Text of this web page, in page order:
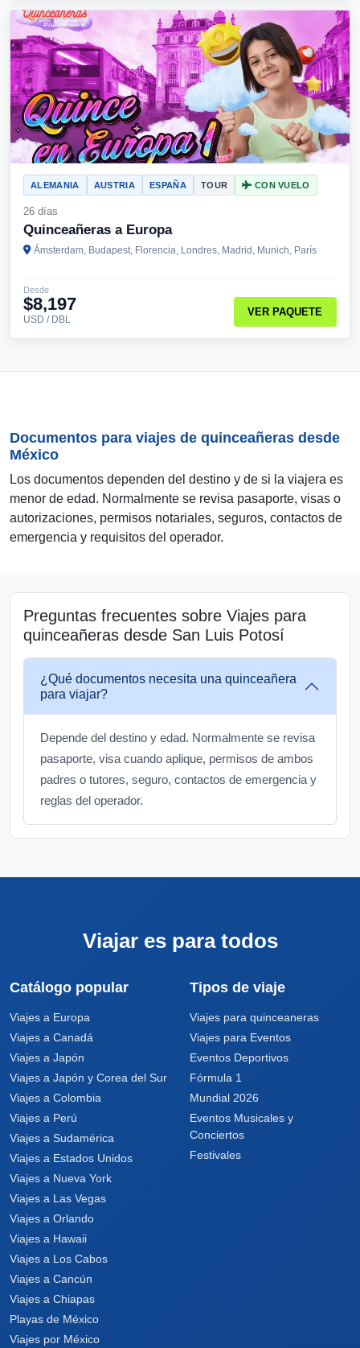
ALEMANIA AUSTRIA ESPAÑA TOUR CON VUELO
26 días
Quinceañeras a Europa
Ámsterdam, Budapest, Florencia, Londres, Madrid, Munich, París
Desde
$8,197
USD / DBL
VER PAQUETE
Documentos para viajes de quinceañeras desde
México
Los documentos dependen del destino y de si la viajera es
menor de edad. Normalmente se revisa pasaporte, visas o
autorizaciones, permisos notariales, seguros, contactos de
emergencia y requisitos del operador.
Preguntas frecuentes sobre Viajes para
quinceañeras desde San Luis Potosí
¿Qué documentos necesita una quinceañera
para viajar?
Depende del destino y edad. Normalmente se revisa
pasaporte, visa cuando aplique, permisos de ambos
padres o tutores, seguro, contactos de emergencia y
reglas del operador.
Viajar es para todos
Catálogo popular
Viajes a Europa
Viajes a Canadá
Viajes a Japón
Viajes a Japón y Corea del Sur
Viajes a Colombia
Viajes a Perú
Viajes a Sudamérica
Viajes a Estados Unidos
Viajes a Nueva York
Viajes a Las Vegas
Viajes a Orlando
Viajes a Hawaii
Viajes a Los Cabos
Viajes a Cancún
Viajes a Chiapas
Playas de México
Viajes por México
Tipos de viaje
Viajes para quinceaneras
Viajes para Eventos
Eventos Deportivos
Fórmula 1
Mundial 2026
Eventos Musicales y
Conciertos
Festivales